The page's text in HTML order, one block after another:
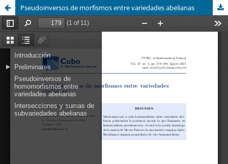
Pseudoinversos de morfismos entre variedades abelianas